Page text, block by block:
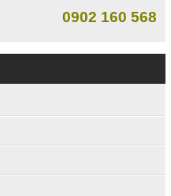
0902 160 568